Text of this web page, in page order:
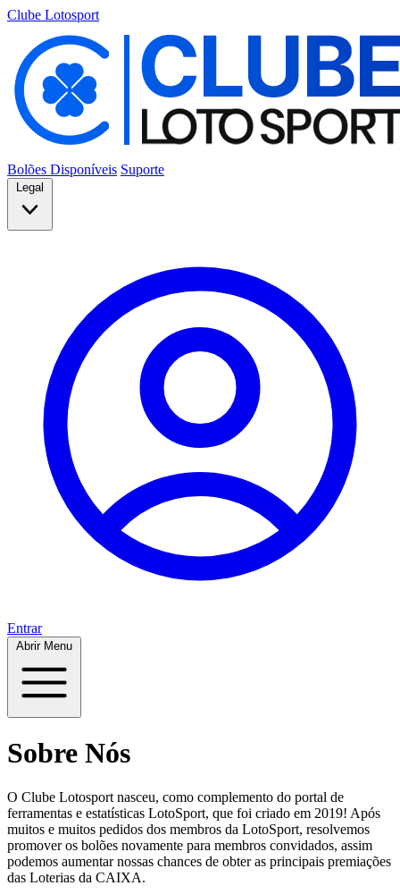
Clube Lotosport
Bolões Disponíveis Suporte
Legal
Entrar
Abrir Menu
Sobre Nós
O Clube Lotosport nasceu, como complemento do portal de
ferramentas e estatísticas LotoSport, que foi criado em 2019! Após
muitos e muitos pedidos dos membros da LotoSport, resolvemos
promover os bolões novamente para membros convidados, assim
podemos aumentar nossas chances de obter as principais premiações
das Loterias da CAIXA.